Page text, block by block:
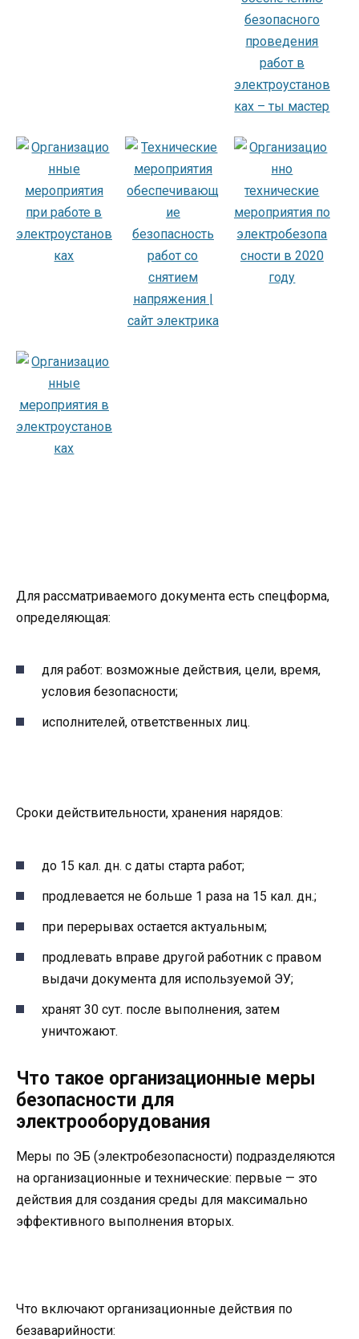
Для рассматриваемого документа есть спецформа,
определяющая:
для работ: возможные действия, цели, время,
условия безопасности;
исполнителей, ответственных лиц.
Сроки действительности, хранения нарядов:
до 15 кал. дн. с даты старта работ;
продлевается не больше 1 раза на 15 кал. дн.;
при перерывах остается актуальным;
продлевать вправе другой работник с правом
выдачи документа для используемой ЭУ;
хранят 30 сут. после выполнения, затем
уничтожают.
Что такое организационные меры
безопасности для
электрооборудования
Меры по ЭБ (электробезопасности) подразделяются
на организационные и технические: первые — это
действия для создания среды для максимально
эффективного выполнения вторых.
Что включают организационные действия по
безаварийности: